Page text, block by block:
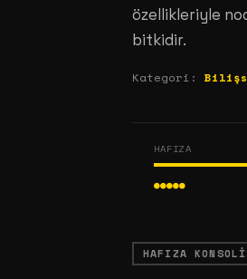
özellikleriyle
bitkidir.
Kategori:
HAFIZA
●●●●●
HAFIZA